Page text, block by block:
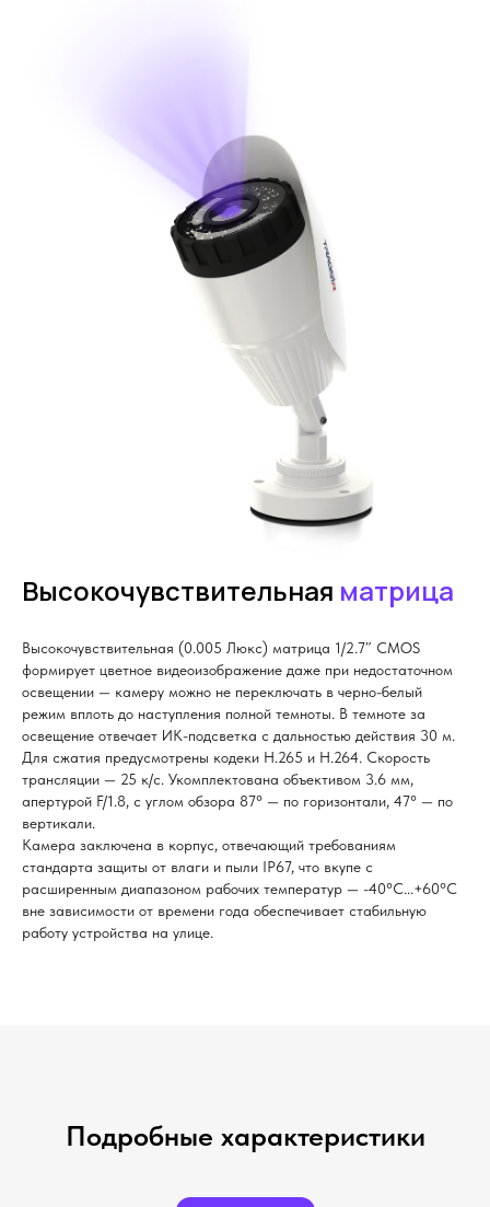
Высокочувствительная матрица
Высокочувствительная (0.005 Люкс) матрица 1/2.7″ CMOS
формирует цветное видеоизображение даже при недостаточном
освещении — камеру можно не переключать в черно-белый
режим вплоть до наступления полной темноты. В темноте за
освещение отвечает ИК-подсветка с дальностью действия 30 м.
Для сжатия предусмотрены кодеки H.265 и H.264. Скорость
трансляции — 25 к/с. Укомплектована объективом 3.6 мм,
апертурой F/1.8, с углом обзора 87° — по горизонтали, 47° — по
вертикали.
Камера заключена в корпус, отвечающий требованиям
стандарта защиты от влаги и пыли IP67, что вкупе с
расширенным диапазоном рабочих температур — -40°С...+60°С
вне зависимости от времени года обеспечивает стабильную
работу устройства на улице.
Подробные характеристики